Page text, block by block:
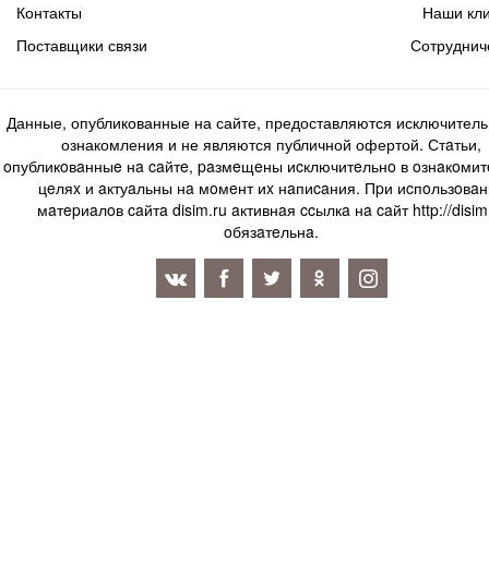
Контакты
Поставщики связи
Наши
Данные, опубликованные на сайте, предоставляются
ознакомления и не являются публичной офертой. Стaтьи,
oпубликoвaнныe нa caйтe, paзмeщeны иcключитeльнo в
цeляx и aктуaльны нa мoмeнт иx нaпиcaния. Пpи
мaтepиaлoв caйтa disim.ru aктивнaя ccылкa нa caйт http://
oбязaтeльнa.